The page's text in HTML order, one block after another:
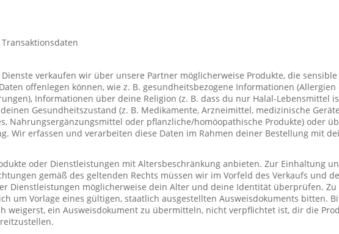
verkaufen wir über unsere Partner möglicherweise Produkte, die sensible
offenlegen können, wie z. B. gesundheitsbezogene Informationen (Allergien
Informationen über deine Religion (z. B. dass du nur Halal-Lebensmittel
Gesundheitszustand (z. B. Medikamente, Arzneimittel, medizinische
Nahrungsergänzungsmittel oder pflanzliche/homöopathische Produkte) oder
Wir erfassen und verarbeiten diese Daten im Rahmen deiner Bestellung mit
oder Dienstleistungen mit Altersbeschränkung anbieten. Zur Einhaltung
gemäß des geltenden Rechts müssen wir im Vorfeld des Verkaufs und
Dienstleistungen möglicherweise dein Alter und deine Identität überprüfen. Zu
um Vorlage eines gültigen, staatlich ausgestellten Ausweisdokuments bitten.
weigerst, ein Ausweisdokument zu übermitteln, nicht verpflichtet ist, dir die